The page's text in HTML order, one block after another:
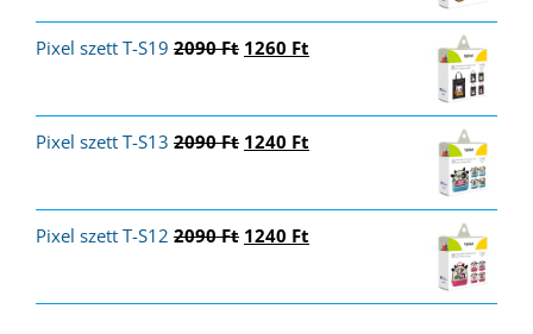
Pixel szett T-S19 2090Ft Original
1260 Ft
Pixel szett T-S13 2090Ft Original
1240 Ft
Pixel szett T-S12 2090Ft Original
1240 Ft